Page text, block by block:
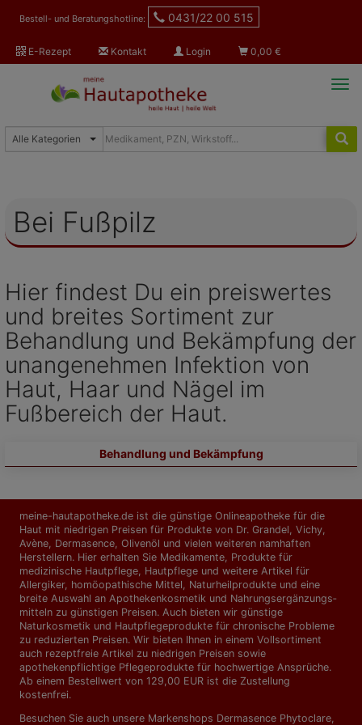
Bestell- und Beratungshotline: 0431/22 00 515
E-Rezept Kontakt Login 0,00 €
Bei Fußpilz
Hier findest Du ein preiswertes
und breites Sortiment zur
Behandlung und Bekämpfung der
unangenehmen Infektion von
Haut, Haar und Nägel im
Fußbereich der Haut.
Behandlung und Bekämpfung
meine-hautapotheke.de ist die günstige Onlineapotheke für die
Haut mit niedrigen Preisen für Produkte von Dr. Grandel, Vichy,
Avène, Dermasence, Olivenöl und vielen weiteren namhaften
Herstellern. Hier erhalten Sie Medikamente, Produkte für
medizinische Hautpflege, Hautpflege und weitere Artikel für
Allergiker, homöopathische Mittel, Naturheilprodukte und eine
breite Auswahl an Apothekenkosmetik und Nahrungs­ergänzungs­
mitteln zu günstigen Preisen. Auch bieten wir günstige
Naturkosmetik und Hautpflegeprodukte für chronische Probleme
zu reduzierten Preisen. Wir bieten Ihnen in einem Vollsortiment
auch rezeptfreie Artikel zu niedrigen Preisen sowie
apothekenpflichtige Pflegeprodukte für hochwertige Ansprüche.
Ab einem Bestellwert von 129,00 EUR ist die Zustellung
kostenfrei.
Besuchen Sie auch unsere Markenshops Dermasence Phytoclare